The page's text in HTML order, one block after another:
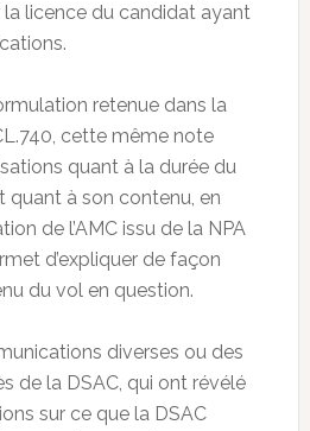
la licence du candidat ayant
retenue dans la
cette même note
quant à la durée du
à son contenu, en
de l’AMC issu de la NPA
d’expliquer de façon
du vol en question.
diverses ou des
de la DSAC, qui ont révélé
sur ce que la DSAC